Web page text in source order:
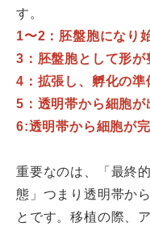
す。
1〜2：胚盤胞になり
3：胚盤胞として形
4：拡張し、孵化の
5：透明帯から細胞が
6:透明帯から細胞が
重要なのは、「最終
態」つまり透明帯か
とです。移植の際、